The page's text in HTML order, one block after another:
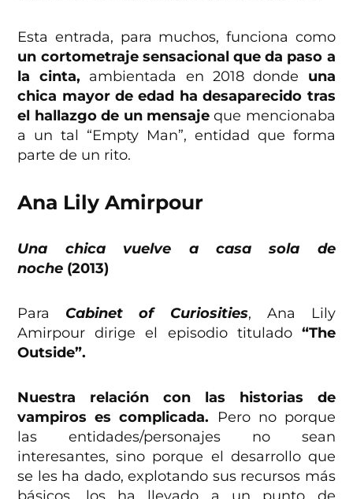
Esta entrada, para muchos, funciona como
un cortometraje sensacional que da paso a
la cinta, ambientada en 2018 donde una
chica mayor de edad ha desaparecido tras
el hallazgo de un mensajeque mencionaba
a un tal “Empty Man”, entidad que forma
parte de un rito.
Ana Lily Amirpour
Una chica vuelve a casa sola de
noche (2013)
Para Cabinet of Curiosities, Ana Lily
Amirpour dirige el episodio titulado “The
Outside”.
Nuestra relación con las historias de
vampiros es complicada. Pero no porque
las entidades/personajes no sean
interesantes, sino porque el desarrollo que
se les ha dado, explotando sus recursos más